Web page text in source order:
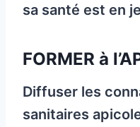
sa santé est en
FORMER à
Diffuser les
sanitaires